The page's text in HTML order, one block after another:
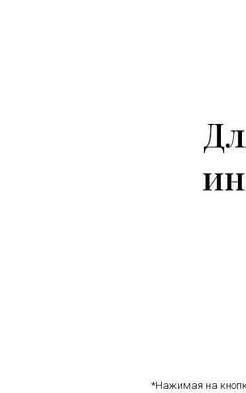
*Нажимая на